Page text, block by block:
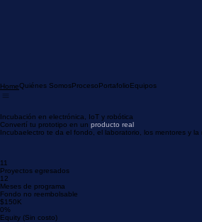
HomeQuiénes SomosProcesoPortafolioEquipos
Incubaelectro te da el fondo, el laboratorio, los mentores y la
11
Proyectos egresados
12
Meses de programa